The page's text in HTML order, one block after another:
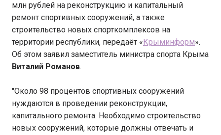
млн рублей на реконструкцию и капитальный
ремонт спортивных сооружений, а также
строительство новых спорткомплексов на
территории республики, передаёт «Крыминформ».
Об этом заявил заместитель министра спорта Крыма
Виталий Романов.
"Около 98 процентов спортивных сооружений
нуждаются в проведении реконструкции,
капитального ремонта. Необходимо строительство
новых сооружений, которые должны отвечать и